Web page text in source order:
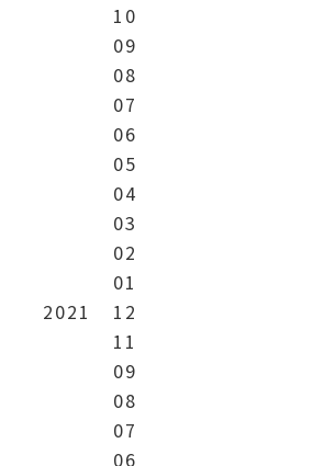
10
09
08
07
06
05
04
03
02
01
2021
12
11
09
08
07
06